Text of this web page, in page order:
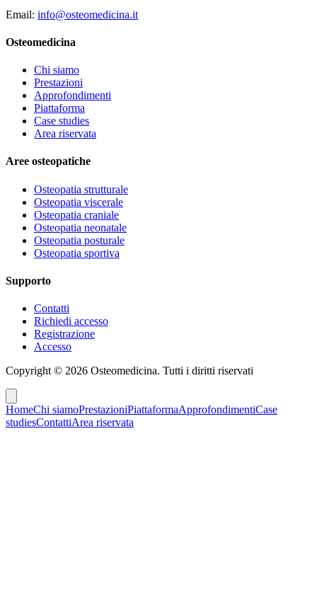
Email: info@osteomedicina.it
Osteomedicina
Chi siamo
Prestazioni
Approfondimenti
Piattaforma
Case studies
Area riservata
Aree osteopatiche
Osteopatia strutturale
Osteopatia viscerale
Osteopatia craniale
Osteopatia neonatale
Osteopatia posturale
Osteopatia sportiva
Supporto
Contatti
Richiedi accesso
Registrazione
Accesso
Copyright © 2026 Osteomedicina. Tutti i diritti riservati
HomeChi siamoPrestazioniPiattaformaApprofondimentiCase
studiesContattiArea riservata